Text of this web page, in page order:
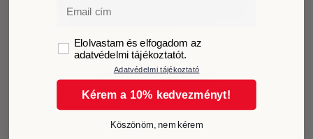
Alfa Romeo Stelvio fényszóró led szett
xenonos 2017-
28.999Ft 24.999Ft
Kosárba teszem
Email
GDPRElolvastam és elfogadom az
adatvédelmi tájékoztatót.
Adatvédelmi tájékoztató
Kérem a 10% kedvezményt!
Köszönöm, nem kérem